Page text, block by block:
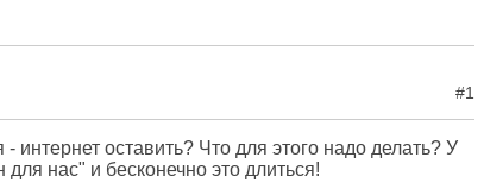
#1
интернет оставить? Что для этого надо делать? У
нас" и бесконечно это длиться!